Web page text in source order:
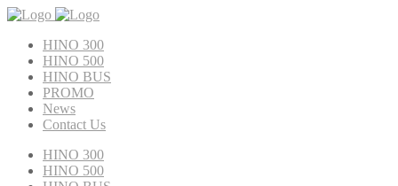
HINO 300
HINO 500
HINO BUS
PROMO
News
Contact Us
HINO 300
HINO 500